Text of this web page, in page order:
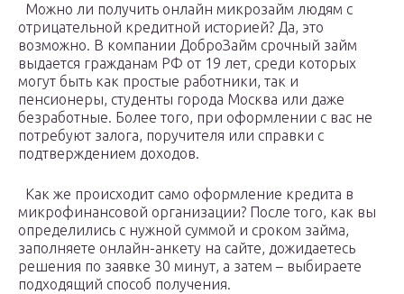
Можно ли получить онлайн микрозайм людям с
отрицательной кредитной историей? Да, это
возможно. В компании ДоброЗайм срочный займ
выдается гражданам РФ от 19 лет, среди которых
могут быть как простые работники, так и
пенсионеры, студенты города Москва или даже
безработные. Более того, при оформлении с вас не
потребуют залога, поручителя или справки с
подтверждением доходов.
Как же происходит само оформление кредита в
микрофинансовой организации? После того, как вы
определились с нужной суммой и сроком займа,
заполняете онлайн-анкету на сайте, дожидаетесь
решения по заявке 30 минут, а затем – выбираете
подходящий способ получения.